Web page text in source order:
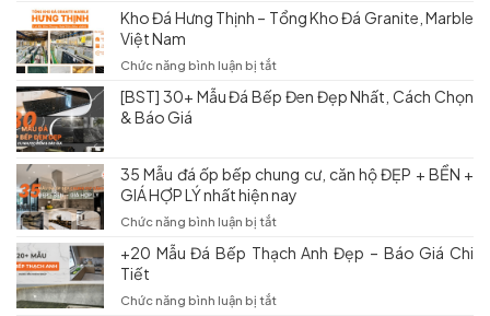
Có
Các
Mẫu
Mẫu
Tạo
Nghiệm
Chọn
Báo
Giá
Kho Đá Hưng Thịnh – Tổng Kho Đá Granite, Marble
Việt Nam
Chức năng bình luận bị tắtở
Đá
Tổng
Kho
Granite,
Marble
[BST] 30+ Mẫu Đá Bếp Đen Đẹp Nhất, Cách Chọn
& Báo Giá
35 Mẫu đá ốp bếp chung cư, căn hộ ĐẸP + BỀN +
GIÁ HỢP LÝ nhất hiện nay
Chức năng bình luận bị tắtở
Mẫu
+20 Mẫu Đá Bếp Thạch Anh Đẹp – Báo Giá Chi
Tiết
Chức năng bình luận bị tắtở